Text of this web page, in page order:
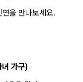
을 만나보세요.
가구)